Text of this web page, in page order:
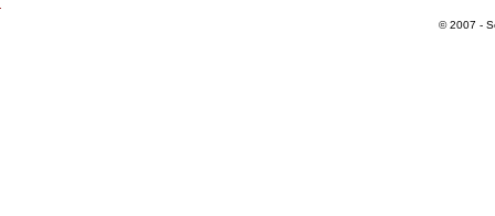
© 2007 -